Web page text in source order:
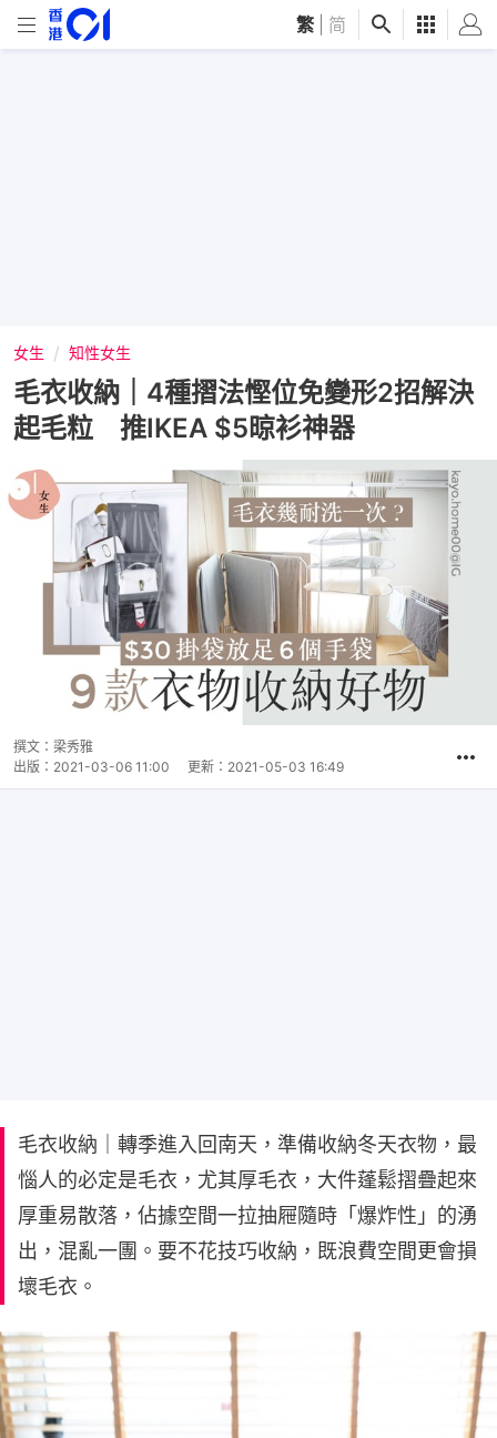
繁 简
女生 知性女生
毛衣收納｜4種摺法慳位免變形2招解決
起毛粒 推IKEA $5晾衫神器
撰文： 梁秀雅
出版： 2021-03-06 11:00 更新： 2021-05-03 16:49
毛衣收納｜轉季進入回南天，準備收納冬天衣物，最
惱人的必定是毛衣，尤其厚毛衣，大件蓬鬆摺疊起來
厚重易散落，佔據空間一拉抽屜隨時「爆炸性」的湧
出，混亂一團。要不花技巧收納，既浪費空間更會損
壞毛衣。